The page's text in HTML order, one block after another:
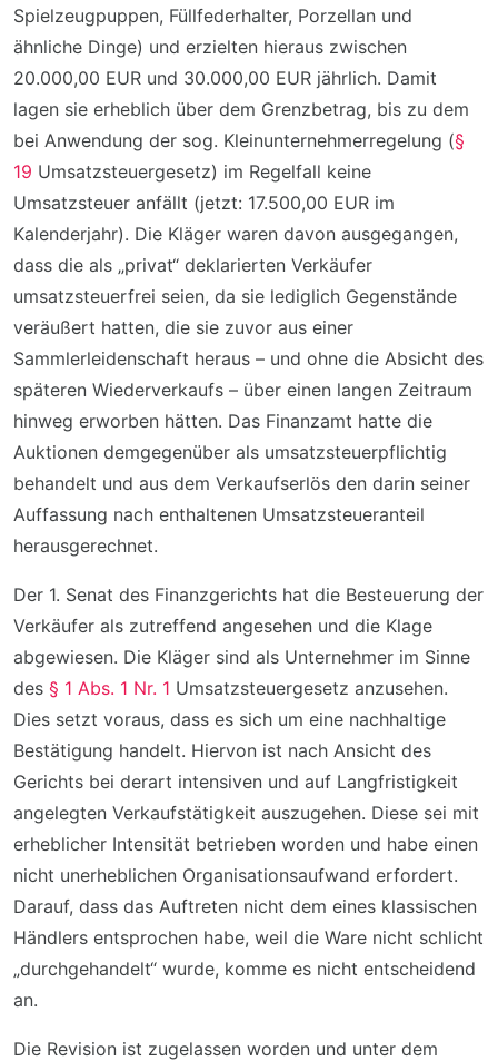
Spielzeugpuppen, Füllfederhalter, Porzellan und
ähnliche Dinge) und erzielten hieraus zwischen
20.000,00 EUR und 30.000,00 EUR jährlich. Damit
lagen sie erheblich über dem Grenzbetrag, bis zu dem
bei Anwendung der sog. Kleinunternehmerregelung (§
19 Umsatzsteuergesetz) im Regelfall keine
Umsatzsteuer anfällt (jetzt: 17.500,00 EUR im
Kalenderjahr). Die Kläger waren davon ausgegangen,
dass die als „privat“ deklarierten Verkäufer
umsatzsteuerfrei seien, da sie lediglich Gegenstände
veräußert hatten, die sie zuvor aus einer
Sammlerleidenschaft heraus – und ohne die Absicht des
späteren Wiederverkaufs – über einen langen Zeitraum
hinweg erworben hätten. Das Finanzamt hatte die
Auktionen demgegenüber als umsatzsteuerpflichtig
behandelt und aus dem Verkaufserlös den darin seiner
Auffassung nach enthaltenen Umsatzsteueranteil
herausgerechnet.
Der 1. Senat des Finanzgerichts hat die Besteuerung der
Verkäufer als zutreffend angesehen und die Klage
abgewiesen. Die Kläger sind als Unternehmer im Sinne
des § 1 Abs. 1 Nr. 1 Umsatzsteuergesetz anzusehen.
Dies setzt voraus, dass es sich um eine nachhaltige
Bestätigung handelt. Hiervon ist nach Ansicht des
Gerichts bei derart intensiven und auf Langfristigkeit
angelegten Verkaufstätigkeit auszugehen. Diese sei mit
erheblicher Intensität betrieben worden und habe einen
nicht unerheblichen Organisationsaufwand erfordert.
Darauf, dass das Auftreten nicht dem eines klassischen
Händlers entsprochen habe, weil die Ware nicht schlicht
„durchgehandelt“ wurde, komme es nicht entscheidend
an.
Die Revision ist zugelassen worden und unter dem